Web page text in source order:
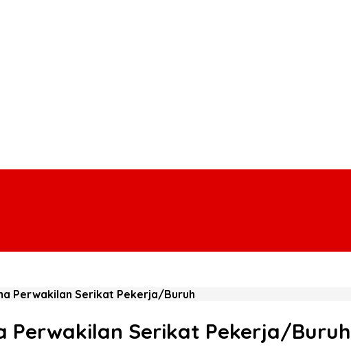
Perwakilan Serikat Pekerja/Buruh
Perwakilan Serikat Pekerja/Buruh